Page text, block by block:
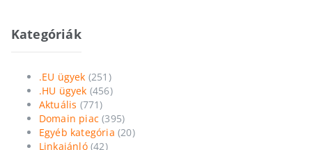
Kategóriák
.EU ügyek (251)
.HU ügyek (456)
Aktuális (771)
Domain piac (395)
Egyéb kategória (20)
Linkajánló(42)